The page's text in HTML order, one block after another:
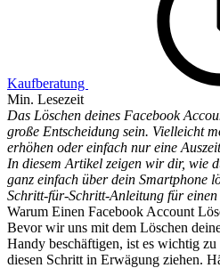
Kaufberatung
Min. Lesezeit
Das Löschen deines Facebook
große Entscheidung sein. Vielleicht
erhöhen oder einfach nur eine
In diesem Artikel zeigen wir dir, wie
ganz einfach über dein Smartphone
Schritt-für-Schritt-Anleitung für einen
Warum Einen Facebook Account
Bevor wir uns mit dem Löschen
Handy beschäftigen, ist es wichtig
diesen Schritt in Erwägung ziehen.